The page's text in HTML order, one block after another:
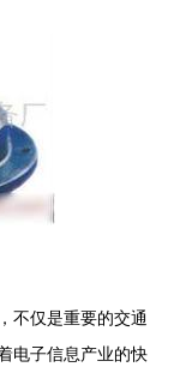
不仅是重要的交通
电子信息产业的快